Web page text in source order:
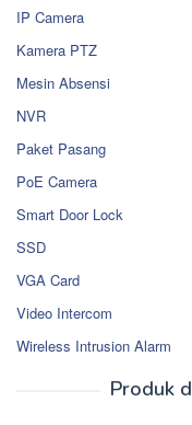
IP Camera
Kamera PTZ
Mesin Absensi
NVR
Paket Pasang
PoE Camera
Smart Door Lock
SSD
VGA Card
Video Intercom
Wireless Intrusion Alarm
Produk